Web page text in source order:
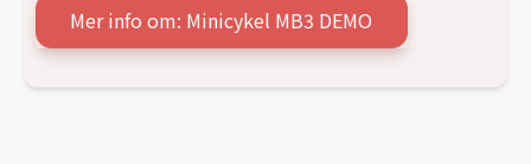
Mer info om: Minicykel MB3 DEMO